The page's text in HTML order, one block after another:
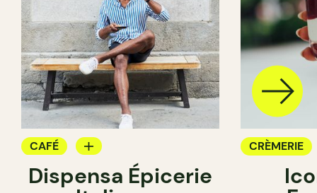
CAFÉ
ÉPICERIE
Dispensa Épicerie
CRÈMERIE